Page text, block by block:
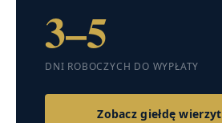
3–5
DNI ROBOCZYCH DO WYPŁATY
Zobacz giełdę